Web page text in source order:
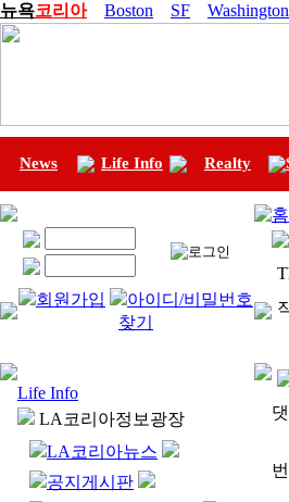
뉴욕코리아 Boston SF
News Life Info Realty
회원가입
아이디/비밀번호
찾기
Life Info
LA코리아정보광장
LA코리아뉴스
공지게시판
홈